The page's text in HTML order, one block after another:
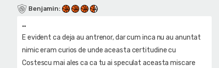
Benjamin:
..
E evident ca deja au antrenor, dar cum inca nu au anuntat
nimic eram curios de unde aceasta certitudine cu
Costescu mai ales ca ca tu ai speculat aceasta miscare